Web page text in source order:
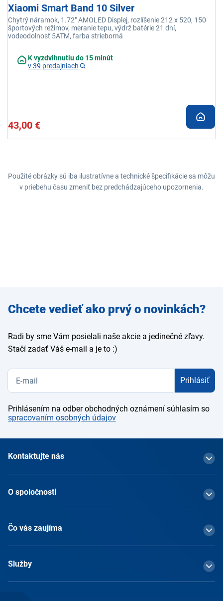
Xiaomi Smart Band 10 Silver
Chytrý náramok, 1.72" AMOLED Displej, rozlíšenie 212 x 520, 150
športových režimov, meranie tepu, výdrž batérie 21 dní,
vodeodolnosť 5ATM, farba strieborná
K vyzdvihnutiu do 15 minút
v 39 predajniach
43,00 €
Použité obrázky sú iba ilustratívne a technické špecifikácie sa môžu
v priebehu času zmeniť bez predchádzajúceho upozornenia.
Zadajte
e-mail
Chcete vedieť ako prvý o novinkách?
Radi by sme Vám posielali naše akcie a jedinečné zľavy.
Stačí zadať Váš e-mail a je to :)
Prihlásiť
Prihlásením na odber obchodných oznámení súhlasím so
spracovaním osobných údajov
Kontaktujte nás
O spoločnosti
Čo vás zaujíma
Služby